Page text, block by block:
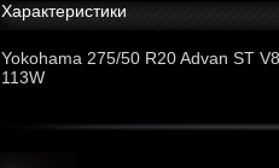
Характеристики
Yokohama 275/50 R20 Advan ST
113W